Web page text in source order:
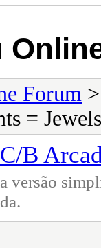
Forum
= Jewels
C/B
versão